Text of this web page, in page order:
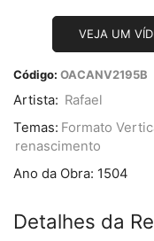
VEJA UM
Código: OACANV2195B
Artista: Rafael
Temas: Formato
renascimento
Ano da Obra: 1504
Detalhes da